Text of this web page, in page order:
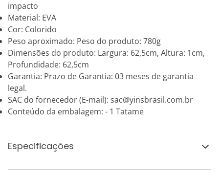
impacto
Material: EVA
Cor: Colorido
Peso aproximado: Peso do produto: 780g
Dimensões do produto: Largura: 62,5cm, Altura: 1cm,
Profundidade: 62,5cm
Garantia: Prazo de Garantia: 03 meses de garantia
legal.
SAC do fornecedor (E-mail): sac@yinsbrasil.com.br
Conteúdo da embalagem: - 1 Tatame
Especificações